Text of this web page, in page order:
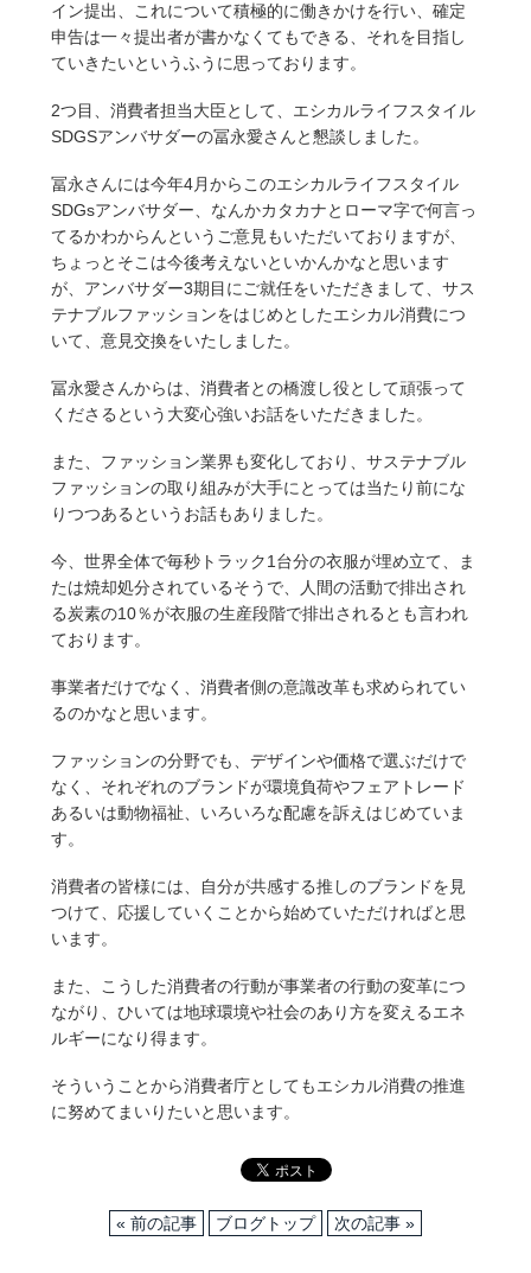
イン提出、これについて積極的に働きかけを行い、確定
申告は一々提出者が書かなくてもできる、それを目指し
ていきたいというふうに思っております。
2つ目、消費者担当大臣として、エシカルライフスタイル
SDGSアンバサダーの冨永愛さんと懇談しました。
冨永さんには今年4月からこのエシカルライフスタイル
SDGsアンバサダー、なんかカタカナとローマ字で何言っ
てるかわからんというご意見もいただいておりますが、
ちょっとそこは今後考えないといかんかなと思います
が、アンバサダー3期目にご就任をいただきまして、サス
テナブルファッションをはじめとしたエシカル消費につ
いて、意見交換をいたしました。
冨永愛さんからは、消費者との橋渡し役として頑張って
くださるという大変心強いお話をいただきました。
また、ファッション業界も変化しており、サステナブル
ファッションの取り組みが大手にとっては当たり前にな
りつつあるというお話もありました。
今、世界全体で毎秒トラック1台分の衣服が埋め立て、ま
たは焼却処分されているそうで、人間の活動で排出され
る炭素の10％が衣服の生産段階で排出されるとも言われ
ております。
事業者だけでなく、消費者側の意識改革も求められてい
るのかなと思います。
ファッションの分野でも、デザインや価格で選ぶだけで
なく、それぞれのブランドが環境負荷やフェアトレード
あるいは動物福祉、いろいろな配慮を訴えはじめていま
す。
消費者の皆様には、自分が共感する推しのブランドを見
つけて、応援していくことから始めていただければと思
います。
また、こうした消費者の行動が事業者の行動の変革につ
ながり、ひいては地球環境や社会のあり方を変えるエネ
ルギーになり得ます。
そういうことから消費者庁としてもエシカル消費の推進
に努めてまいりたいと思います。
« 前の記事 ブログトップ 次の記事 »